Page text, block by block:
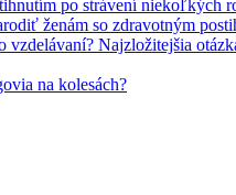
po strávení niekoľkých
ženám so zdravotným
Najzložitejšia
na kolesách?